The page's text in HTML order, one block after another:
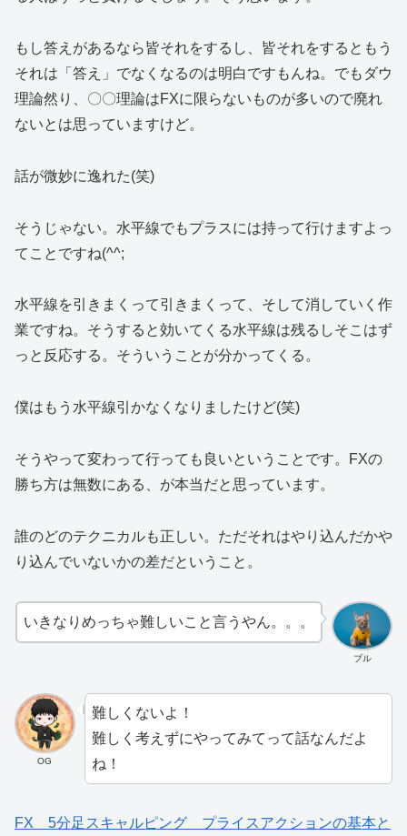
もし答えがあるなら皆それをするし、皆それをするともう
それは「答え」でなくなるのは明白ですもんね。でもダウ
理論然り、〇〇理論はFXに限らないものが多いので廃れ
ないとは思っていますけど。
話が微妙に逸れた(笑)
そうじゃない。水平線でもプラスには持って行けますよっ
てことですね(^^;
水平線を引きまくって引きまくって、そして消していく作
業ですね。そうすると効いてくる水平線は残るしそこはず
っと反応する。そういうことが分かってくる。
僕はもう水平線引かなくなりましたけど(笑)
そうやって変わって行っても良いということです。FXの
勝ち方は無数にある、が本当だと思っています。
誰のどのテクニカルも正しい。ただそれはやり込んだかや
り込んでいないかの差だということ。
ブル
いきなりめっちゃ難しいこと言うやん。。。
OG
難しくないよ！
難しく考えずにやってみてって話なんだよ
ね！
FX 5分足スキャルピング プライスアクションの基本と